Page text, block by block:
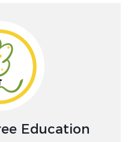
Education